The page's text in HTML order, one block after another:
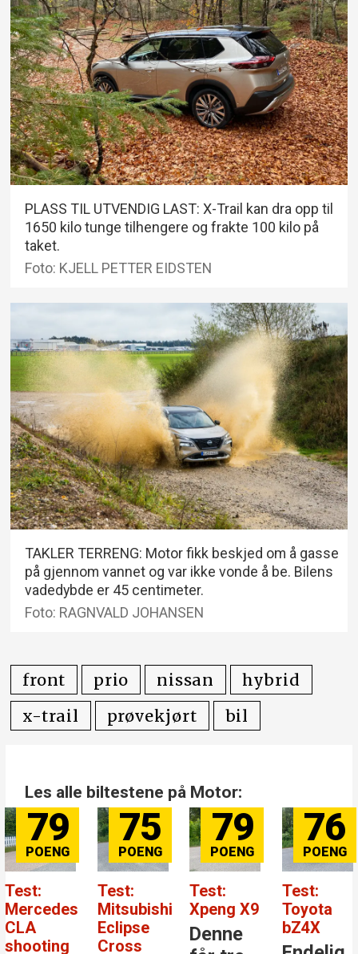
PLASS TIL UTVENDIG LAST: X-Trail kan dra opp til
1650 kilo tunge tilhengere og frakte 100 kilo på
taket.
Foto: KJELL PETTER EIDSTEN
TAKLER TERRENG: Motor fikk beskjed om å gasse
på gjennom vannet og var ikke vonde å be. Bilens
vadedybde er 45 centimeter.
Foto: RAGNVALD JOHANSEN
front prio nissan
hybrid
x-trail
prøvekjørt bil
Les alle biltestene på Motor:
75
Test:
Mitsubishi
Eclipse
Cross
79
Test:
Xpeng X9
Denne
76
Test:
Toyota
bZ4X
84
Test:
Benz GLC